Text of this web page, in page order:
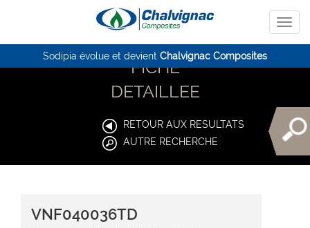
Sodipia évolue et devient Chalvignac Composites
FICHE
DETAILLEE
RETOUR AUX RESULTATS
AUTRE RECHERCHE
VNF040036TD